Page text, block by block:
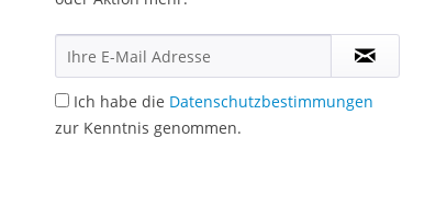
Ich habe die Datenschutzbestimmungen
zur Kenntnis genommen.